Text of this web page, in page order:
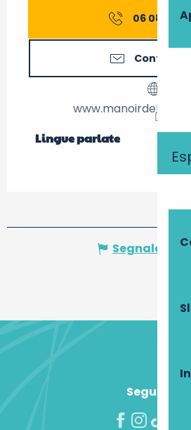
06 08 12
Lingue parlate
Lingue parlate
Segnala un
Seguiteci!